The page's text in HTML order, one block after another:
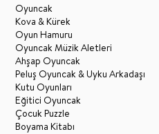
Oyuncak
Kova & Kürek
Oyun Hamuru
Oyuncak Müzik Aletleri
Ahşap Oyuncak
Peluş Oyuncak & Uyku Arkadaşı
Kutu Oyunları
Eğitici Oyuncak
Çocuk Puzzle
Boyama Kitabı